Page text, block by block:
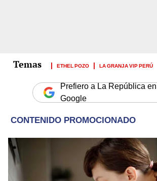
ETHEL POZO LA GRANJA VIP PERÚ
Prefiero a La República en
Google